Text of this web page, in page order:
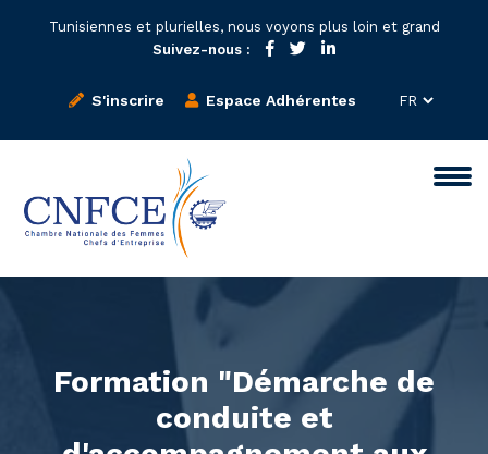
Tunisiennes et plurielles, nous voyons plus loin et grand
Suivez-nous :
S'inscrire Espace Adhérentes
Formation "Démarche de
conduite et